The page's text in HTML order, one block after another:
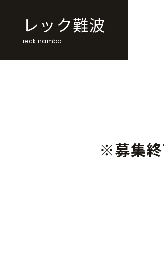
レック難波
reck namba
※募集終